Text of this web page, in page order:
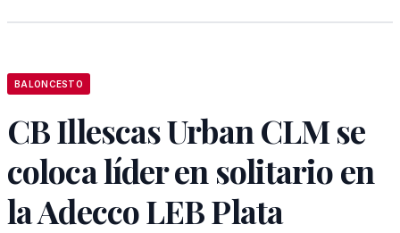
BALONCESTO
CB Illescas Urban CLM se
coloca líder en solitario en
la Adecco LEB Plata